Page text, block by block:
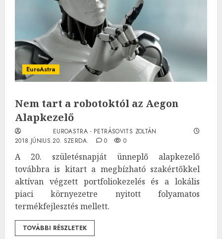
EuroAstra
Nem tart a robotoktól az Aegon
Alapkezelő
EUROASTRA - PETRÁSOVITS ZOLTÁN
2018.JÚNIUS.20. SZERDA.
0 0
A 20. születésnapját ünneplő alapkezelő
továbbra is kitart a megbízható szakértőkkel
aktívan végzett portfoliokezelés és a lokális
piaci környezetre nyitott folyamatos
termékfejlesztés mellett.
TOVÁBBI RÉSZLETEK